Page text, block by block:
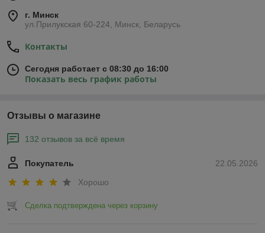
г. Минск
ул.Прилукская 60-224, Минск, Беларусь
Контакты
Сегодня работает с 08:30 до 16:00
Показать весь график работы
Отзывы о магазине
132 отзывов за всё время
22.05.2026
Покупатель
Хорошо
Сделка подтверждена через корзину